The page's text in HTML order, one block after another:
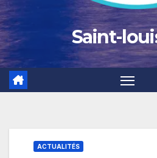
Saint-
ACTUALITÉS